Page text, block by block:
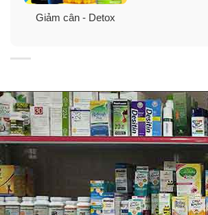
marie) với hoạt chất silymarin giúp tăng
năng đào thải độc tố của gan. Đồng thời
hại gây ra các bệnh về gan như viêm
Chiết xuất từ lá hương thảo(
giúp tăng cường chức năng gan và
Arkofluides Détoxifiant Hépatique còn
từcây kim tiền thảo(Desmodium
được chọn lựa khắt khe để giữ lại nhiều
flavonoid giúp chống oxy hóa, lợi tiểu
tế bào gan khỏi nguy cơ mắc các bệnh
thư gan.
Giảm cân - Detox